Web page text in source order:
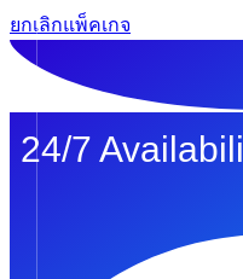
ยกเลิกแพ็คเกจ
24/7